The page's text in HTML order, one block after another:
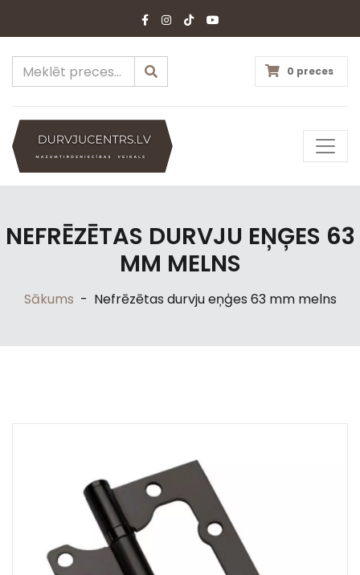
0 preces
NEFRĒZĒTAS DURVJU EŅĢES 63
MM MELNS
Sākums - Nefrēzētas durvju eņģes 63 mm melns